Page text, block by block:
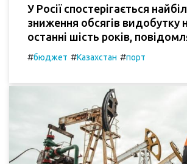
У Росії спостерігається
зниження обсягів видобутку
останні шість років,
#бюджет #Казахстан #порт